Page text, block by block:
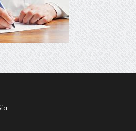
ως φυσικό και πολιτιστικό
αξίας για την
ΔΡΑΣΕΙΣ ΓΙΑ ΠΑΙΔΙΑ